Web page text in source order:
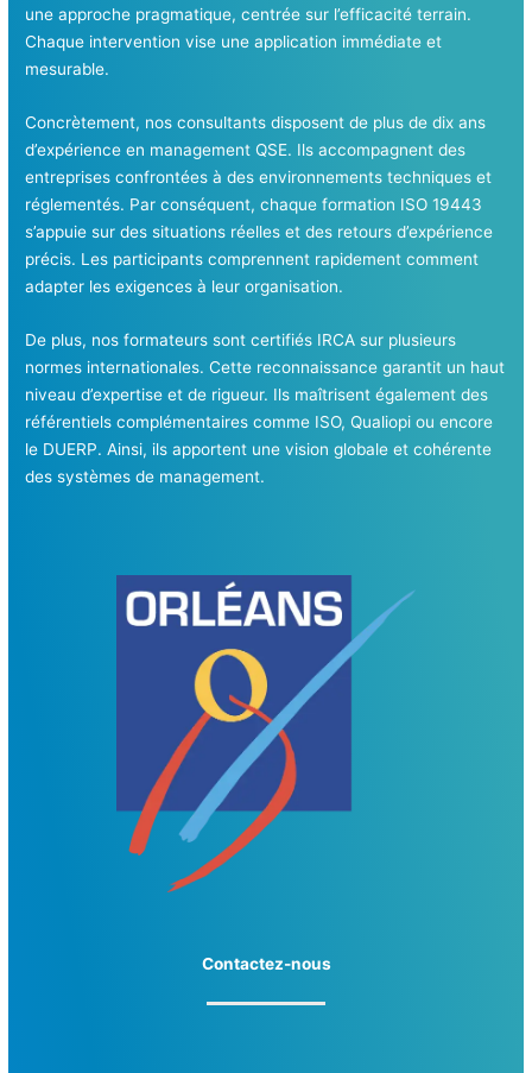
une approche pragmatique, centrée sur l’efficacité terrain.
Chaque intervention vise une application immédiate et
mesurable.
Concrètement, nos consultants disposent de plus de dix ans
d’expérience en management QSE. Ils accompagnent des
entreprises confrontées à des environnements techniques et
réglementés. Par conséquent, chaque formation ISO 19443
s’appuie sur des situations réelles et des retours d’expérience
précis. Les participants comprennent rapidement comment
adapter les exigences à leur organisation.
De plus, nos formateurs sont certifiés IRCA sur plusieurs
normes internationales. Cette reconnaissance garantit un haut
niveau d’expertise et de rigueur. Ils maîtrisent également des
référentiels complémentaires comme ISO, Qualiopi ou encore
le DUERP. Ainsi, ils apportent une vision globale et cohérente
des systèmes de management.
Contactez-nous